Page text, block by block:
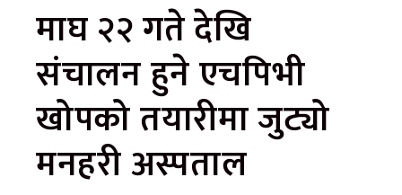
माघ २२ गते देखि
संचालन हुने एचपिभी
खोपको तयारीमा जुट्यो
मनहरी अस्पताल